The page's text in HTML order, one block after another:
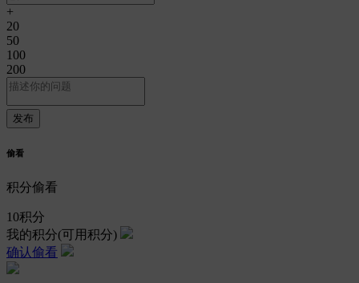
+
20
50
100
200
偷看
积分偷看
10积分
我的积分(可用积分)
确认偷看